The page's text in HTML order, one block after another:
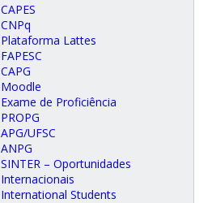
CAPES
CNPq
Plataforma Lattes
FAPESC
CAPG
Moodle
Exame de Proficiência
PROPG
APG/UFSC
ANPG
SINTER – Oportunidades
Internacionais
International Students